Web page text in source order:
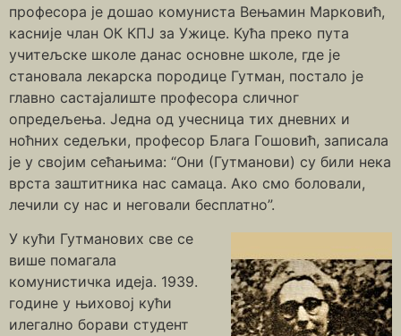
професора је дошао комуниста Вењамин Марковић,
касније члан ОК КПЈ за Ужице. Кућа преко пута
учитељске школе данас основне школе, где је
становала лекарска породице Гутман, постало је
главно састајалиште професора сличног
опредељења. Једна од учесница тих дневних и
ноћних седељки, професор Блага Гошовић, записала
је у својим сећањима: “Они (Гутманови) су били нека
врста заштитника нас самаца. Ако смо боловали,
лечили су нас и неговали бесплатно”.
У кући Гутманових све се
више помагала
комунистичка идеја. 1939.
године у њиховој кући
илегално борави студент